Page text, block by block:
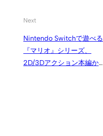
Next
Nintendo Switchで遊べる
『マリオ』シリーズ、
2D/3Dアクション本編から